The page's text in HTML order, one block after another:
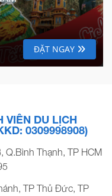
ĐẶT NGAY
VIÊN DU LỊCH
0309998908)
Q.Bình Thạnh, TP HCM
TP Thủ Đức, TP